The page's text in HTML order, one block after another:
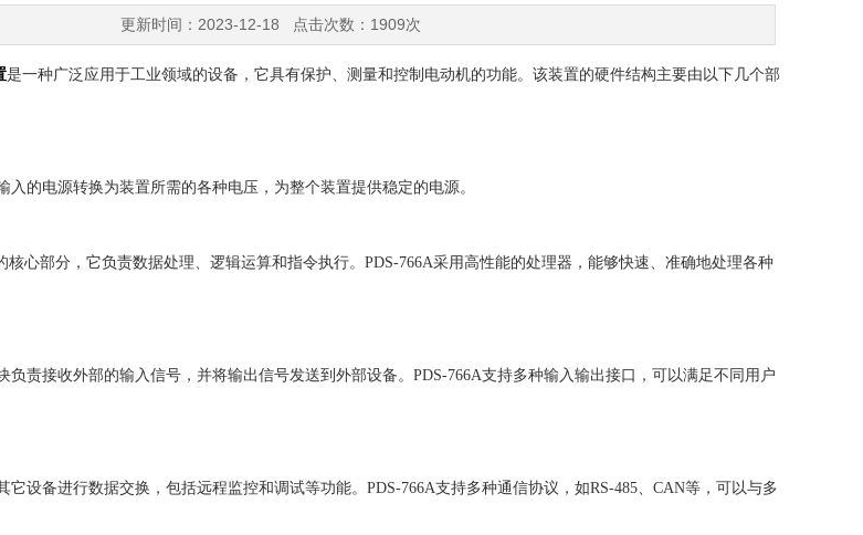
更新时间：2023-12-18 点击次数：1909次
是一种广泛应用于工业领域的设备，它具有保护、测量和控制电动机的功能。该装置的硬件结构主要由以下几个部
的电源转换为装置所需的各种电压，为整个装置提供稳定的电源。
心部分，它负责数据处理、逻辑运算和指令执行。PDS-766A采用高性能的处理器，能够快速、准确地处理各种
责接收外部的输入信号，并将输出信号发送到外部设备。PDS-766A支持多种输入输出接口，可以满足不同用户
备进行数据交换，包括远程监控和调试等功能。PDS-766A支持多种通信协议，如RS-485、CAN等，可以与多